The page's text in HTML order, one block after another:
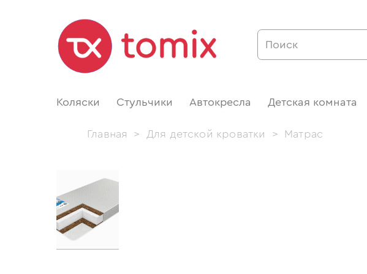
Коляски Стульчики Автокресла Детская комната
Главная > Для детской кроватки > Матрас